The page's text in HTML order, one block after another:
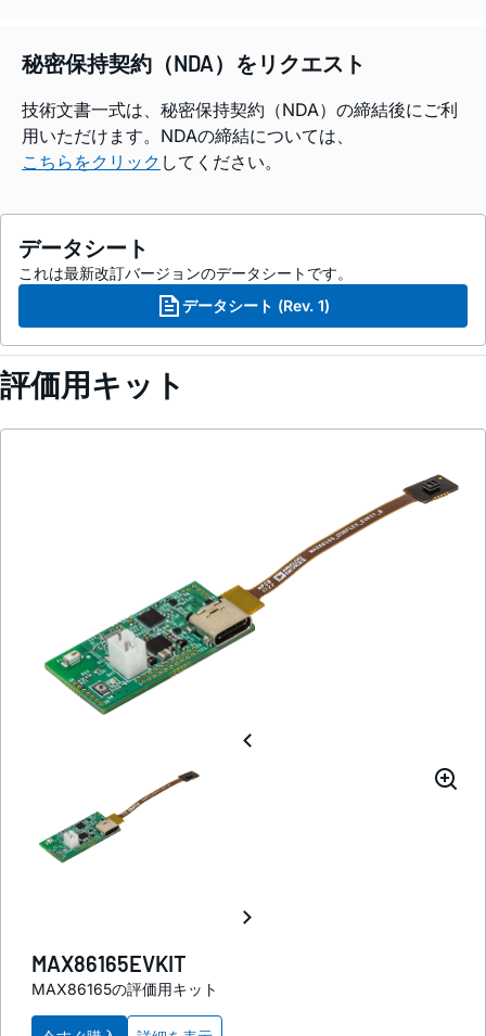
秘密保持契約（NDA）をリクエスト
技術文書一式は、秘密保持契約（NDA）の締結後にご利
用いただけます。NDAの締結については、
こちらをクリック してください。
データシート
これは最新改訂バージョンのデータシートです。
データシート (Rev. 1)
評価用キット
MAX86165EVKIT
MAX86165の評価用キット